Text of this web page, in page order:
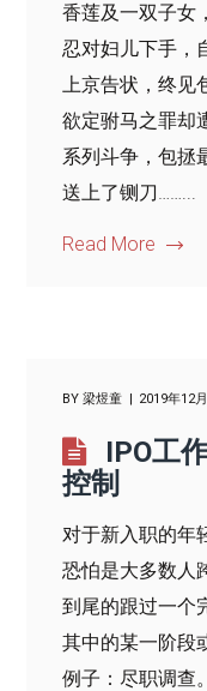
香莲及一双子女
忍对妇儿下手，
上京告状，终见
欲定驸马之罪却
系列斗争，包拯
送上了铡刀……...
Read More
BY梁煜童 2019年12
IPO工
控制
对于新入职的年
恐怕是大多数人
到尾的跟过一个
其中的某一阶段
例子：尽职调查